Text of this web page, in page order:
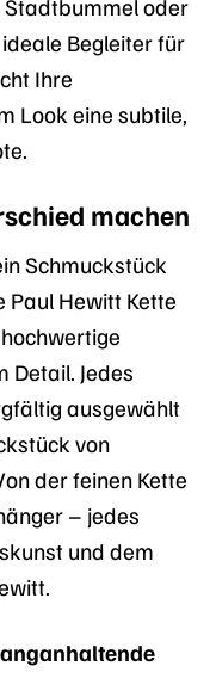
Stadtbummel oder
Begleiter für
Ihre
Look eine subtile,
machen
Schmuckstück
Paul Hewitt Kette
Detail. Jedes
ausgewählt
von
der feinen Kette
– jedes
und dem